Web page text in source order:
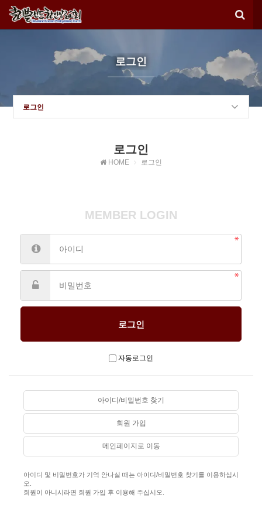
로그인
로그인
로그인
HOME 로그인
MEMBER LOGIN
자동로그인
아이디/비밀번호 찾기
회원 가입
메인페이지로 이동
아이디 및 비밀번호가 기억 안나실 때는 아이디/비밀번호 찾기를 이용하십시
오.
회원이 아니시라면 회원 가입 후 이용해 주십시오.